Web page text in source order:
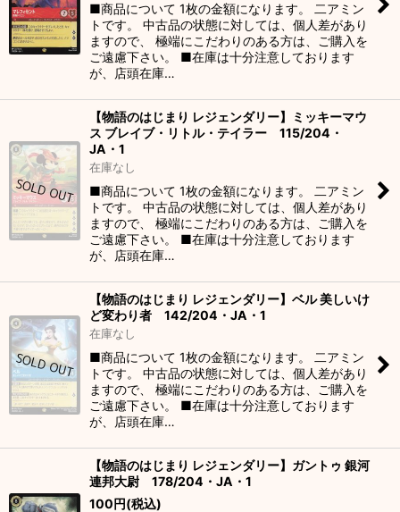
■商品について 1枚の金額になります。 二アミン
トです。 中古品の状態に対しては、個人差があり
ますので、 極端にこだわりのある方は、ご購入を
ご遠慮下さい。 ■在庫は十分注意しております
が、店頭在庫…
【物語のはじまり レジェンダリー】ミッキーマウ
ス ブレイブ・リトル・テイラー 115/204・
JA・1
在庫なし
■商品について 1枚の金額になります。 二アミン
トです。 中古品の状態に対しては、個人差があり
ますので、 極端にこだわりのある方は、ご購入を
ご遠慮下さい。 ■在庫は十分注意しております
が、店頭在庫…
【物語のはじまり レジェンダリー】ベル 美しいけ
ど変わり者 142/204・JA・1
在庫なし
■商品について 1枚の金額になります。 二アミン
トです。 中古品の状態に対しては、個人差があり
ますので、 極端にこだわりのある方は、ご購入を
ご遠慮下さい。 ■在庫は十分注意しております
が、店頭在庫…
【物語のはじまり レジェンダリー】ガントゥ 銀河
連邦大尉 178/204・JA・1
100円(税込)